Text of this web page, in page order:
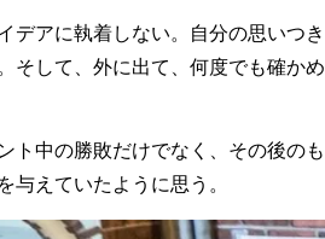
デアに執着しない。自分の思いつき
そして、外に出て、何度でも確かめ
ト中の勝敗だけでなく、その後のも
えていたように思う。